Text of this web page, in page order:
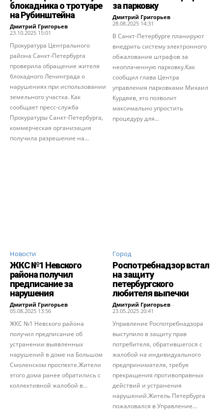
блокадника о тротуаре
на Рубинштейна
Дмитрий Григорьев -
23.10.2025 15:01
Прокуратура Центрального
района Санкт-Петербурга
проверила обращение жителя
блокадного Ленинграда о
нарушениях при использовании
земельного участка. Как
сообщает пресс-служба
Прокуратуры Санкт-Петербурга,
коммерческая организация
получила разрешение на...
за парковку
Дмитрий Григорьев -
28.08.2025 14:31
В Санкт-Петербурге планируют
внедрить систему электронного
обжалования штрафов за
неоплаченную парковку.Как
сообщил глава Центра
управления парковками Михаил
Курдяев, это позволит
максимально упростить
процедуру для...
Новости
ЖКС №1 Невского
района получил
предписание за
нарушения
Дмитрий Григорьев -
05.08.2025 13:56
ЖКС №1 Невского района
получил предписание об
устранении выявленных
нарушений в доме на Большом
Смоленском проспекте.Жители
этого дома ранее обратились с
коллективной жалобой в...
Город
Роспотребнадзор встал
на защиту
петербургского
любителя выпечки
Дмитрий Григорьев -
23.05.2025 20:41
Управление Роспотребнадзора
выступило в защиту прав
потребителя, обратившегося с
жалобой на индивидуального
предпринимателя, требуя
прекращения противоправных
действий и устранения
нарушений.Житель Петербурга
пожаловался в Управление...